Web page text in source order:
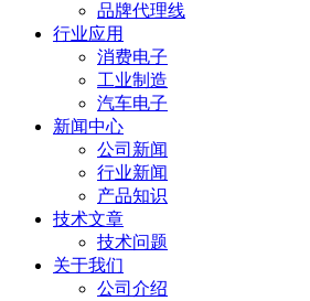
品牌代理线
行业应用
消费电子
工业制造
汽车电子
新闻中心
公司新闻
行业新闻
产品知识
技术文章
技术问题
关于我们
公司介绍